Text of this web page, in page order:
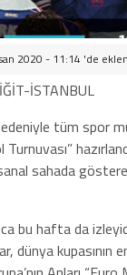
2020 - 11:14 'de
İSTANBUL
tüm spor
sahada
bu hafta da
dünya kupasının